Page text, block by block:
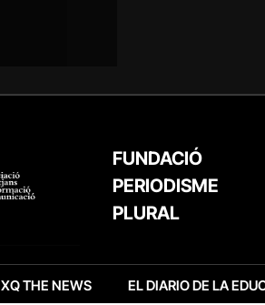
FUNDACIÓ
PERIODISME
PLURAL
XQ THE NEWS EL DIARIO DE LA